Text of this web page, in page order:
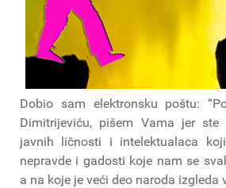
Dobio sam elektronsku poštu:
Dimitrijeviću, pišem Vama jer
javnih ličnosti i intelektualaca
nepravde i gadosti koje nam se
a na koje je veći deo naroda izgleda